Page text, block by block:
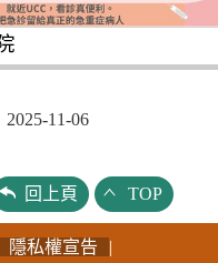
11-06
回上頁 TOP
隱私權宣告
|